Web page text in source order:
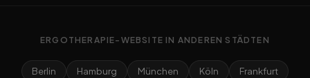
ERGOTHERAPIE-WEBSITE IN ANDEREN STÄDTEN
Berlin Hamburg München Köln
Frankfurt